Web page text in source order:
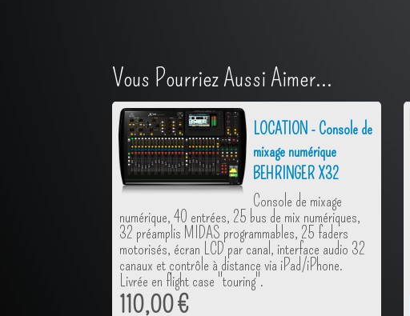
Vous Pourriez Aussi Aimer...
LOCATION - Console de
mixage numérique
BEHRINGER X32
Console de mixage
numérique, 40 entrées, 25 bus de mix numériques,
32 préamplis MIDAS programmables, 25 faders
motorisés, écran LCD par canal, interface audio 32
canaux et contrôle à distance via iPad/iPhone.
Livrée en flight case "touring".
110,00 €